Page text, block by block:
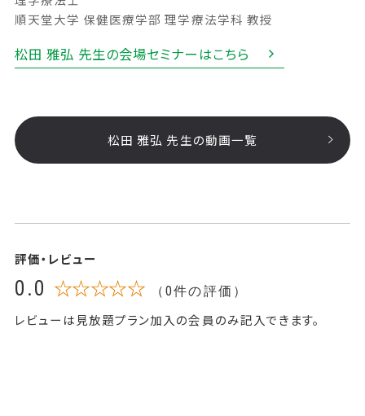
順天堂大学 保健医療学部 理学療法学科 教授
松田 雅弘 先生の会場セミナーはこちら
松田 雅弘 先生の動画一覧
評価・レビュー
0.0 ☆☆☆☆☆ （0件の評価）
レビューは見放題プラン加入の会員のみ記入できます。